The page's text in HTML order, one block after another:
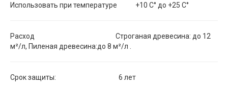
Использовать при температуре +10 С° до +25 С°
Расход Строганая древесина: до 12
м²/л, Пиленая древесина:до 8 м²/л .
Срок защиты: 6 лет